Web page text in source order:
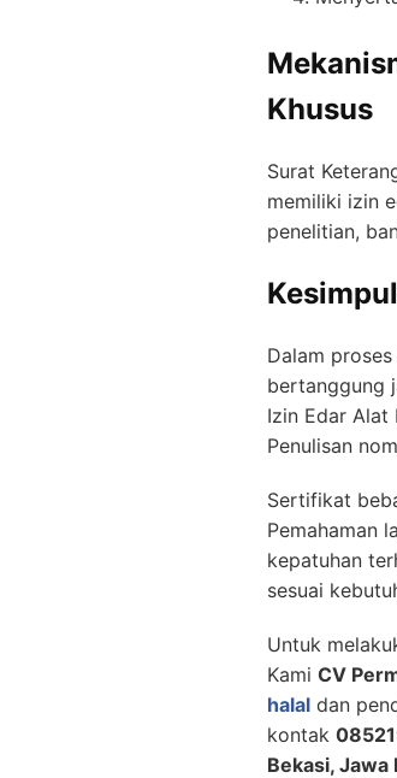
Khusus
Surat
memiliki izin
penelitian,
Dalam
bertanggung
Izin Edar Alat
Penulisan
Sertifikat
Pemahaman
kepatuhan
sesuai
Untuk
Kami CV
halal dan
kontak
Bekasi, Jawa